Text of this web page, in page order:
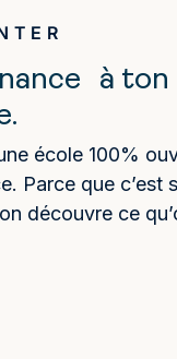
à ton
école 100%
Parce que c’est
découvre ce